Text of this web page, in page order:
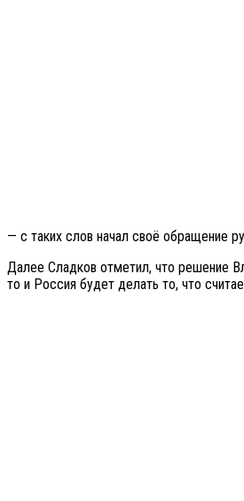
— с таких слов начал своё обращение
Далее Сладков отметил, что решение
то и Россия будет делать то, что